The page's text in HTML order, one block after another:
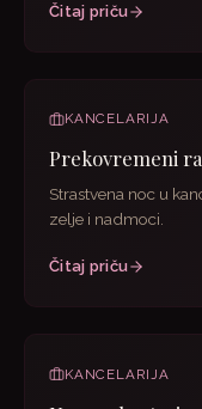
Čitaj priču
KANCELARIJA
Prekovremeni
Strastvena noc u
zelje i nadmoci.
Čitaj priču
KANCELARIJA